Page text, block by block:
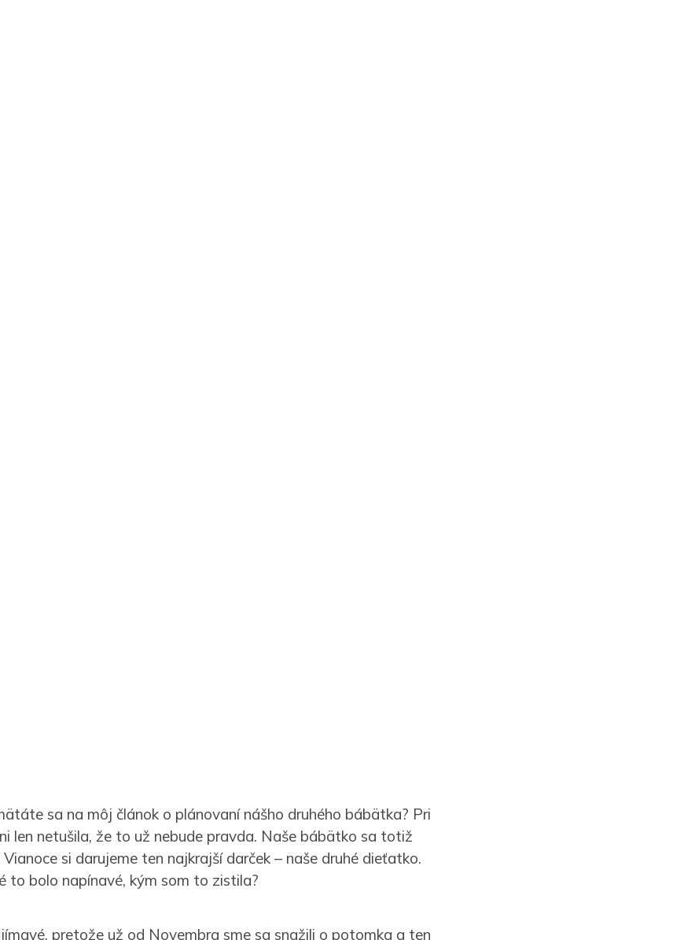
sa na môj článok o plánovaní nášho druhého bábätka? Pri
len netušila, že to už nebude pravda. Naše bábätko sa totiž
si darujeme ten najkrajší darček – naše druhé dieťatko.
to bolo napínavé, kým som to zistila?
pretože už od Novembra sme sa snažili o potomka a ten